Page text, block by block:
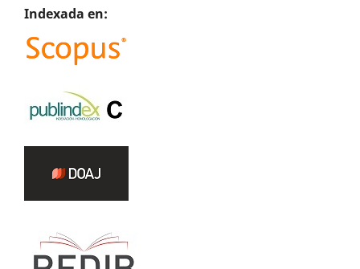
Indexada en: